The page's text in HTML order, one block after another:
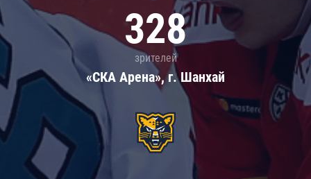
328
зрителей
«СКА Арена», г. Шанхай